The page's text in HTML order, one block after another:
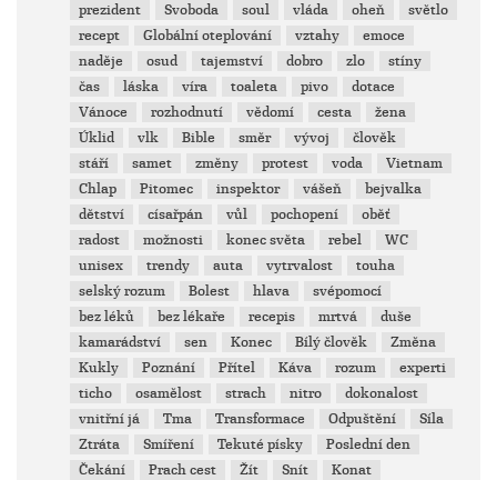
prezident
Svoboda soul vláda oheň
světlo
recept
Globální oteplování vztahy
emoce
naděje
osud tajemství dobro zlo
stíny
čas
láska víra toaleta pivo
dotace
Vánoce
rozhodnutí vědomí cesta
žena
Úklid
vlk Bible směr vývoj
člověk
stáří
samet změny protest voda
Vietnam
Chlap
Pitomec inspektor vášeň
bejvalka
dětství
císařpán vůl pochopení
oběť
radost
možnosti konec světa rebel
WC
unisex
trendy auta vytrvalost
touha
selský rozum
Bolest hlava
svépomocí
bez léků
bez lékaře recepis mrtvá
duše
kamarádství
sen Konec Bílý člověk
Změna
Kukly
Poznání Přítel Káva rozum
experti
ticho
osamělost strach nitro
dokonalost
vnitřní já
Tma Transformace Odpuštění
Síla
Ztráta
Smíření Tekuté písky
Poslední den
Čekání
Prach cest Žít Snít
Konat